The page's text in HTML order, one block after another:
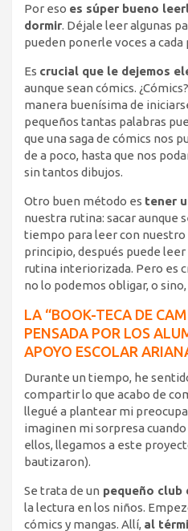
Por eso es súper bueno
dormir. Déjale leer algunas
pueden ponerle voces a
Es crucial que le dejemos
aunque sean cómics.
manera buenísima de
pequeños tantas palabras
que una saga de cómics nos
de a poco, hasta que nos
sin tantos dibujos.
Otro buen método es tener
nuestra rutina: sacar aunque
tiempo para leer con nuestro
principio, después puede
rutina interiorizada. Pero es
no lo podemos obligar, o
LA “BOOK-TECA DE
PENSADA POR LOS
APOYO ESCOLAR
Durante un tiempo, he
compartir lo que acabo de
llegué a plantear mi
imaginen mi sorpresa
ellos, llegamos a este
bautizaron).
Se trata de un pequeño club
la lectura en los niños.
cómics y mangas. Allí, al